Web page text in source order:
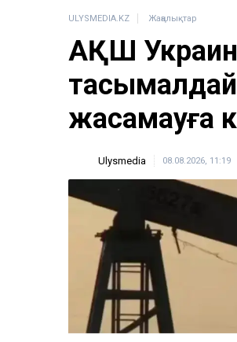
ULYSMEDIA.KZ Жаңалықтар
АҚШ
жасамауға
Ulysmedia 08.08.2026, 11:19